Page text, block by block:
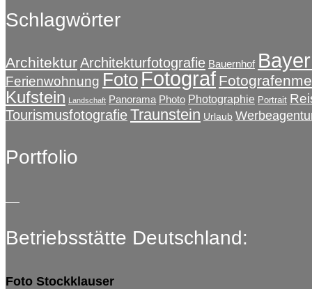
Schlagwörter
ArchitekturArchitekturfotografie Bauernhof
Ferienwohnung Foto Fotograf
Kufstein Landschaft Panorama Photo Photographie Portrait
TourismusfotografieTraunstein Urlaub
Portfolio
Betriebsstätte Deutschland:
Foto Stockklauser